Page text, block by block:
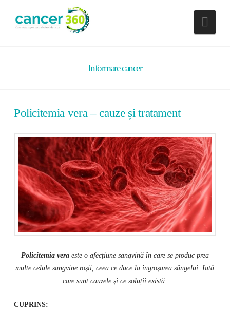
Informare cancer
Policitemia vera – cauze și tratament
Policitemia veraeste o afecțiune sangvină în care se produc prea
multe celule sangvine roșii, ceea ce duce la îngroșarea sângelui. Iată
care sunt cauzele și ce soluții există.
CUPRINS: